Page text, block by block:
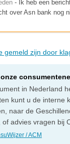
- Ik heb een
over Asn bank nog
gemeld zijn door
in Nederland
kunt u de interne
naar de
of advies vragen bij
/ ACM